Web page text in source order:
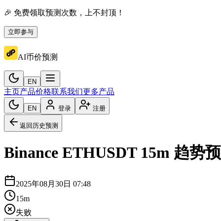
🎉 免费领取预测次数，上不封顶！
立即参与
AI币价预测
EN
主页产品价格联系我们更多产品
EN 登录 注册
返回历史预测
Binance ETHUSDT 15m 趋势
2025年08月30日 07:48
15m
失败